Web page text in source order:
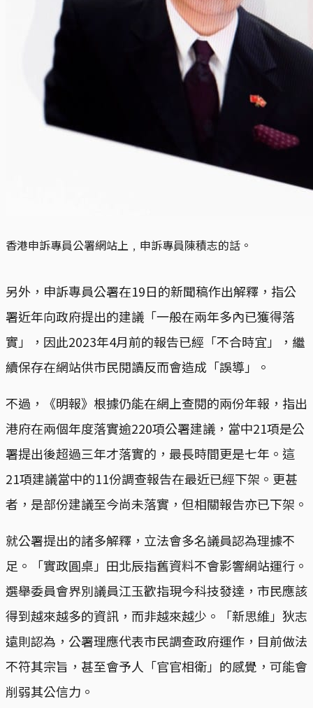
香港申訴專員公署網站上﹐申訴專員陳積志的話。
另外，申訴專員公署在19日的新聞稿作出解釋，指公
署近年向政府提出的建議「一般在兩年多內已獲得落
實」，因此2023年4月前的報告已經「不合時宜」，繼
續保存在網站供市民閱讀反而會造成「誤導」。
不過，《明報》根據仍能在網上查閱的兩份年報，指出
港府在兩個年度落實逾220項公署建議，當中21項是公
署提出後超過三年才落實的，最長時間更是七年。這
21項建議當中的11份調查報告在最近已經下架。更甚
者，是部份建議至今尚未落實，但相關報告亦已下架。
就公署提出的諸多解釋，立法會多名議員認為理據不
足。「實政圓桌」田北辰指舊資料不會影響網站運行。
選舉委員會界別議員江玉歡指現今科技發達，市民應該
得到越來越多的資訊，而非越來越少。「新思維」狄志
遠則認為，公署理應代表市民調查政府運作，目前做法
不符其宗旨，甚至會予人「官官相衛」的感覺，可能會
削弱其公信力。